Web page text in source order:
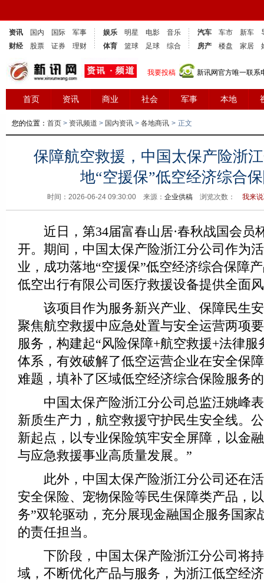
资讯 国内 国际
军事
财经
股票 证券 理财
娱乐 明星 电影
音乐
体育
篮球 足球 综合
汽车 车市 新车
房产
楼盘 家居
我要投稿 新讯网官方唯一联
首页 资讯 商业 社会 军事 本地
您的位置： 首页 > 资讯频道 > 国内资讯 > 各地商讯 > 正文
保障航空救援，中国太保产险浙
地“空援保”低空经济综合
时间：2026-06-24 09:30:00 来源： 企业供稿 浏览次数： 我来
近日，第34届富春山居·春秋战国会员
开。期间，中国太保产险浙江分公司作为
业，成功落地“空援保”低空经济综合保障
低空出行有限公司医疗救援设备提供全面
该项目作为服务新兴产业、保障民生安
聚焦航空救援中应急处置与安全运营两项
服务，构建起“风险保障+航空救援+法律服
体系，有效破解了低空运营企业在安全保
难题，填补了区域低空经济综合保险服务
中国太保产险浙江分公司总监汪姚峰表
新质生产力，航空救援守护民生安全线。
新起点，以专业保险筑牢安全屏障，以金
与应急救援事业高质量发展。”
此外，中国太保产险浙江分公司还在活
安全保险、宠物保险等民生保障类产品，
务”双轮驱动，充分展现金融国企服务国家
的责任担当。
下阶段，中国太保产险浙江分公司将持
域，不断优化产品与服务，为浙江低空经